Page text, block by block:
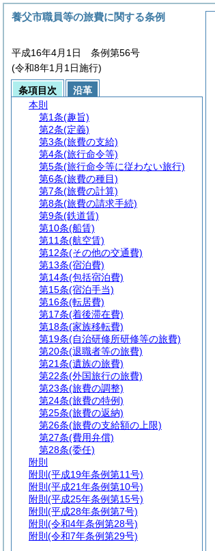
養父市職員等の旅費に関する条例
平成16年4月1日 条例第56号
(令和8年1月1日施行)
条項目次
沿革
本則
第1条(趣旨)
第2条(定義)
第3条(旅費の支給)
第4条(旅行命令等)
第5条(旅行命令等に従わない旅行)
第6条(旅費の種目)
第7条(旅費の計算)
第8条(旅費の請求手続)
第9条(鉄道賃)
第10条(船賃)
第11条(航空賃)
第12条(その他の交通費)
第13条(宿泊費)
第14条(包括宿泊費)
第15条(宿泊手当)
第16条(転居費)
第17条(着後滞在費)
第18条(家族移転費)
第19条(自治研修所研修等の旅費)
第20条(退職者等の旅費)
第21条(遺族の旅費)
第22条(外国旅行の旅費)
第23条(旅費の調整)
第24条(旅費の特例)
第25条(旅費の返納)
第26条(旅費の支給額の上限)
第27条(費用弁償)
第28条(委任)
附則
附則 (平成19年条例第11号)
附則 (平成21年条例第10号)
附則 (平成25年条例第15号)
附則 (平成28年条例第7号)
附則 (令和4年条例第28号)
附則 (令和7年条例第29号)